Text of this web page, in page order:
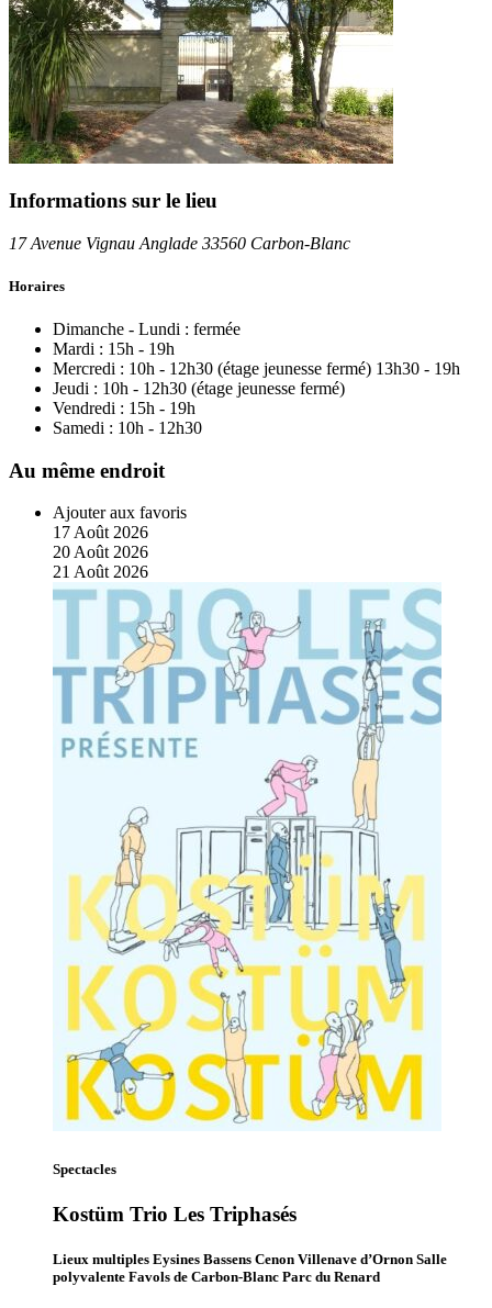
Informations sur le lieu
17 Avenue Vignau Anglade 33560 Carbon-Blanc
Horaires
Dimanche - Lundi : fermée
Mardi : 15h - 19h
Mercredi : 10h - 12h30 (étage jeunesse fermé) 13h30 - 19h
Jeudi : 10h - 12h30 (étage jeunesse fermé)
Vendredi : 15h - 19h
Samedi : 10h - 12h30
Au même endroit
Ajouter aux favoris
17Août 2026
20Août 2026
21 Août 2026
Spectacles
Kostüm Trio Les Triphasés
Lieux multiples Eysines Bassens Cenon Villenave d’Ornon Salle
polyvalente Favols de Carbon-Blanc Parc du Renard